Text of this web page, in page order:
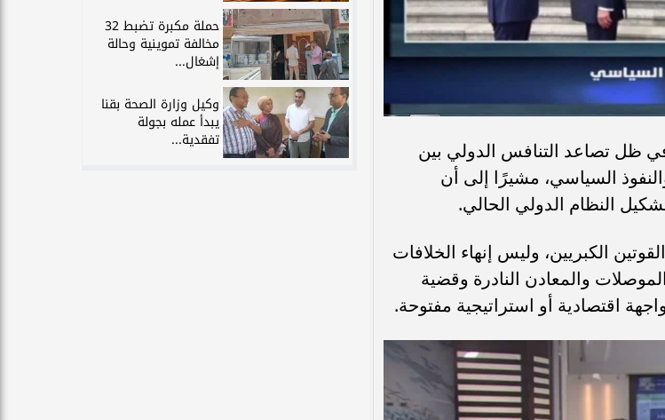
ظل تصاعد التنافس الدولي بين
السياسي، مشيرًا إلى أن
النظام الدولي الحالي.
الكبريين، وليس إنهاء الخلافات
والمعادن النادرة وقضية
اقتصادية أو استراتيجية مفتوحة.
حملة مكبرة تضبط 32
مخالفة تموينية وحالة
إشغال...
وكيل وزارة الصحة بقنا
يبدأ عمله بجولة
تفقدية...